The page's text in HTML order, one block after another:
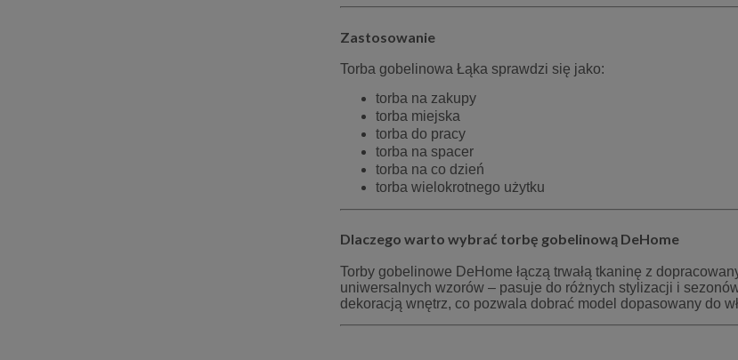
Zastosowanie
Torba gobelinowa Łąka sprawdzi się jako:
torba na zakupy
torba miejska
torba do pracy
torba na spacer
torba na co dzień
torba wielokrotnego użytku
Dlaczego warto wybrać torbę gobelinową DeHome
Torby gobelinowe DeHome łączą trwałą tkaninę z
uniwersalnych wzorów – pasuje do różnych stylizacji i
dekoracją wnętrz, co pozwala dobrać model dopasowany do